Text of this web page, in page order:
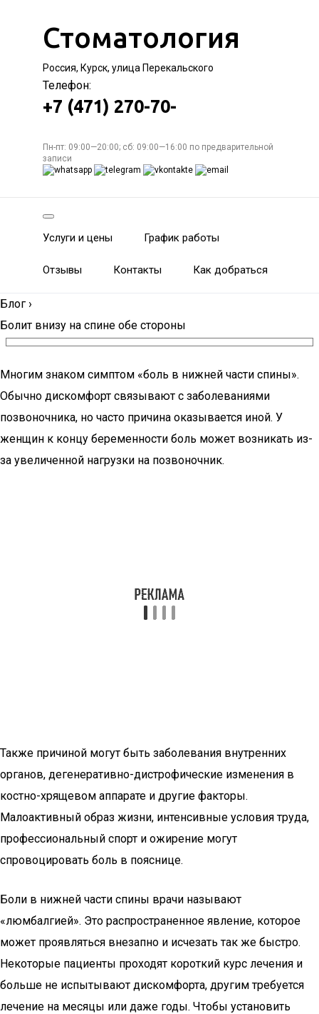
Стоматология
Россия, Курск, улица Перекальского
Телефон:
+7 (471) 270-70-
Пн-пт: 09:00—20:00; сб: 09:00—16:00 по предварительной
записи
Услуги и цены График работы
Отзывы Контакты Как добраться
Блог ›
Болит внизу на спине обе стороны
Многим знаком симптом «боль в нижней части спины».
Обычно дискомфорт связывают с заболеваниями
позвоночника, но часто причина оказывается иной. У
женщин к концу беременности боль может возникать из-
за увеличенной нагрузки на позвоночник.
Также причиной могут быть заболевания внутренних
органов, дегенеративно-дистрофические изменения в
костно-хрящевом аппарате и другие факторы.
Малоактивный образ жизни, интенсивные условия труда,
профессиональный спорт и ожирение могут
спровоцировать боль в пояснице.
Боли в нижней части спины врачи называют
«люмбалгией». Это распространенное явление, которое
может проявляться внезапно и исчезать так же быстро.
Некоторые пациенты проходят короткий курс лечения и
больше не испытывают дискомфорта, другим требуется
лечение на месяцы или даже годы. Чтобы установить